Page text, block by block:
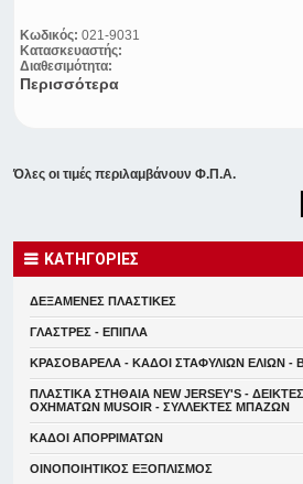
Κωδικός: 021-9031
Κατασκευαστής:
Διαθεσιμότητα:
Περισσότερα
Όλες οι τιμές περιλαμβάνουν Φ.Π.Α.
ΚΑΤΗΓΟΡΙΕΣ
ΔΕΞΑΜΕΝΕΣ ΠΛΑΣΤΙΚΕΣ
ΓΛΑΣΤΡΕΣ - ΕΠΙΠΛΑ
ΚΡΑΣΟΒΑΡΕΛΑ - ΚΑΔΟΙ ΣΤΑΦΥΛΙΩΝ ΕΛΙΩΝ -
ΠΛΑΣΤΙΚΑ ΣΤΗΘΑΙΑ NEW JERSEY'S -
ΟΧΗΜΑΤΩΝ MUSOIR - ΣΥΛΛΕΚΤΕΣ ΜΠΑΖΩΝ
ΚΑΔΟΙ ΑΠΟΡΡΙΜΑΤΩΝ
ΟΙΝΟΠΟΙΗΤΙΚΟΣ ΕΞΟΠΛΙΣΜΟΣ